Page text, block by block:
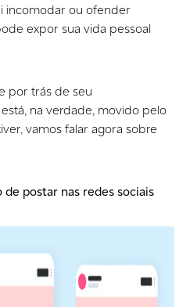
incomodar ou ofender
expor sua vida pessoal
por trás de seu
na verdade, movido pelo
vamos falar agora sobre
de postar nas redes sociais